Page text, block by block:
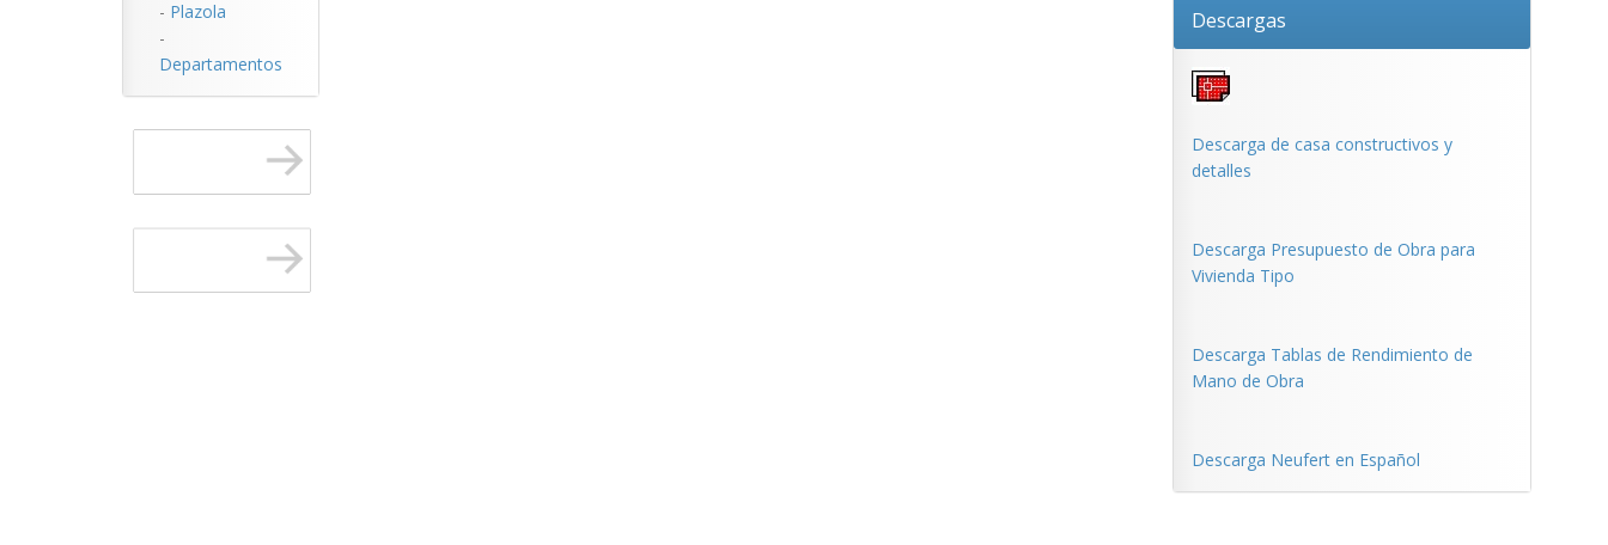
- Plazola
-
Departamentos
Descargas
Descarga de casa constructivos y
detalles
Descarga Presupuesto de Obra para
Vivienda Tipo
Descarga Tablas de Rendimiento de
Mano de Obra
Descarga Neufert en Español